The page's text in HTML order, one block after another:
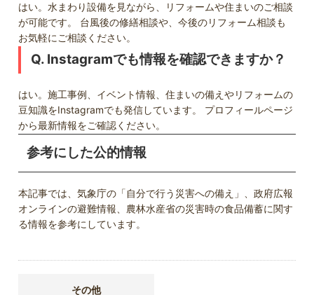
はい。水まわり設備を見ながら、リフォームや住まいのご相談
が可能です。 台風後の修繕相談や、今後のリフォーム相談も
お気軽にご相談ください。
Q. Instagramでも情報を確認できますか？
はい。施工事例、イベント情報、住まいの備えやリフォームの
豆知識をInstagramでも発信しています。 プロフィールページ
から最新情報をご確認ください。
参考にした公的情報
本記事では、気象庁の「自分で行う災害への備え」、政府広報
オンラインの避難情報、農林水産省の災害時の食品備蓄に関す
る情報を参考にしています。
その他